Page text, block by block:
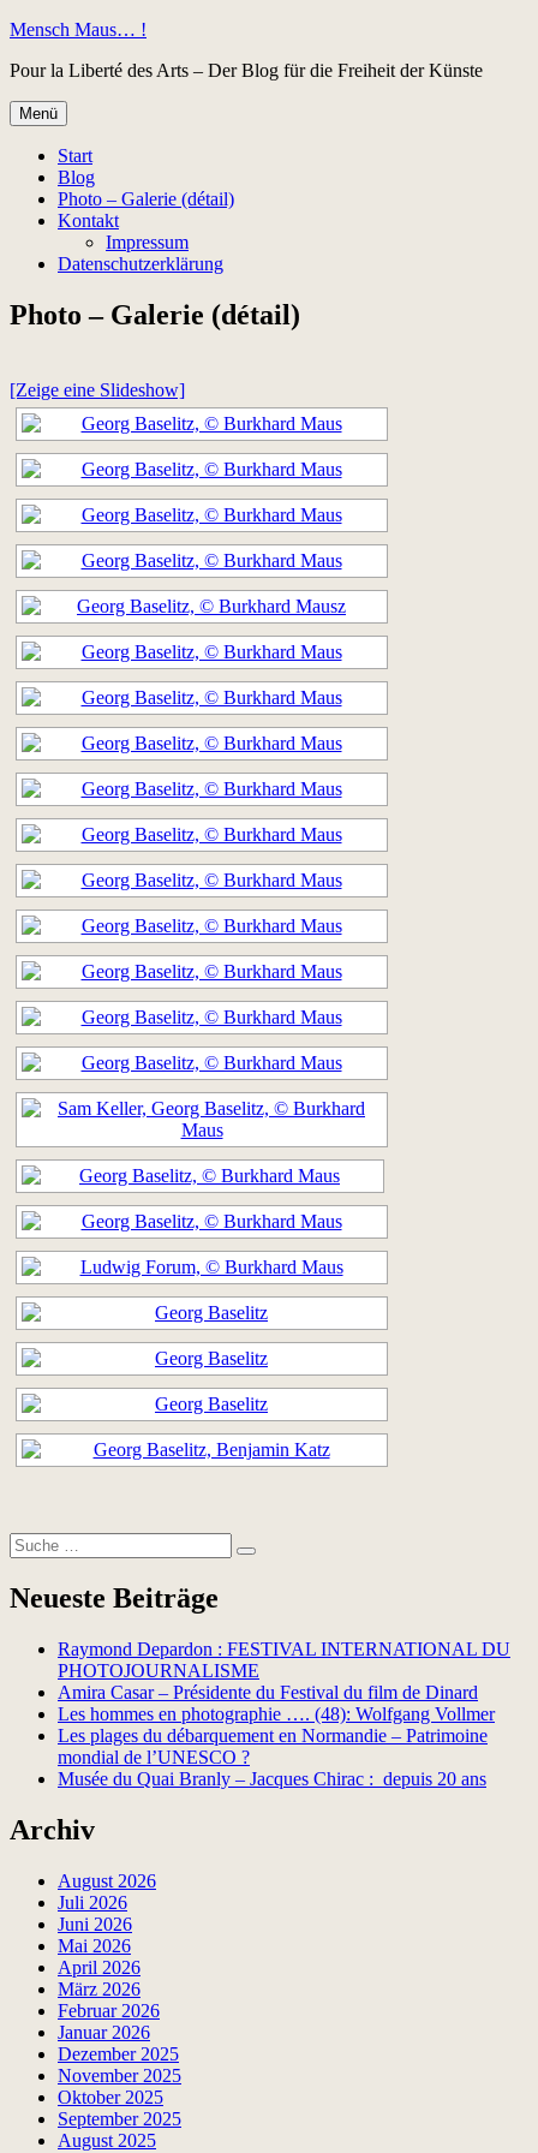
Zum
springen
Mensch Maus… !
Pour la Liberté des Arts – Der Blog für die Freiheit der Künste
Menü
Start
Blog
Photo – Galerie (détail)
Kontakt
Impressum
Datenschutzerklärung
Photo – Galerie (détail)
[Zeige eine Slideshow]
Suche
nach:
Suchen
Neueste Beiträge
Raymond Depardon : FESTIVAL INTERNATIONAL DU
PHOTOJOURNALISME
Amira Casar – Présidente du Festival du film de Dinard
Les hommes en photographie …. (48): Wolfgang Vollmer
Les plages du débarquement en Normandie – Patrimoine
mondial de l’UNESCO ?
Musée du Quai Branly – Jacques Chirac : depuis 20 ans
Archiv
August 2026
Juli 2026
Juni 2026
Mai 2026
April 2026
März 2026
Februar 2026
Januar 2026
Dezember 2025
November 2025
Oktober 2025
September 2025
August 2025